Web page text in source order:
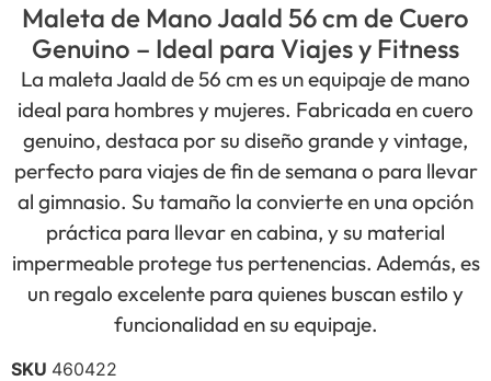
Maleta de Mano Jaald 56 cm de Cuero
Genuino – Ideal para Viajes y Fitness
La maleta Jaald de 56 cm es un equipaje de mano
ideal para hombres y mujeres. Fabricada en cuero
genuino, destaca por su diseño grande y vintage,
perfecto para viajes de fin de semana o para llevar
al gimnasio. Su tamaño la convierte en una opción
práctica para llevar en cabina, y su material
impermeable protege tus pertenencias. Además, es
un regalo excelente para quienes buscan estilo y
funcionalidad en su equipaje.
SKU 460422